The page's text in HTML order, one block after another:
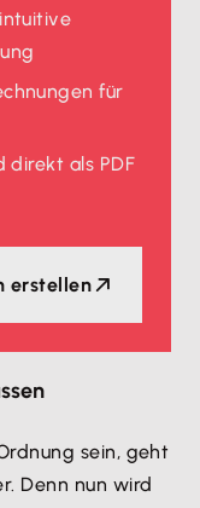
für
direkt als PDF
erstellen
sein, geht
Denn nun wird